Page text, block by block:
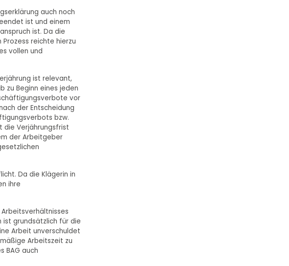
auch noch
ist und einem
ist. Da die
reichte hierzu
vollen und
ist relevant,
zu Beginn eines jeden
vor
der Entscheidung
bzw.
die Verjährungsfrist
der Arbeitgeber
Da die Klägerin in
ihre
grundsätzlich für die
Arbeit unverschuldet
Arbeitszeit zu
BAG auch